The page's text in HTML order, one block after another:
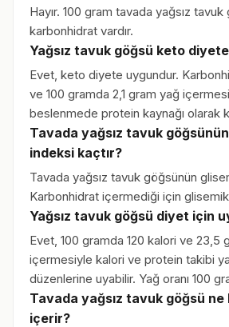
Hayır. 100 gram tavada yağsız
karbonhidrat vardır.
Yağsız tavuk göğsü keto
Evet, keto diyete uygundur.
ve 100 gramda 2,1 gram yağ
beslenmede protein kaynağı olarak
Tavada yağsız tavuk
indeksi kaçtır?
Tavada yağsız tavuk göğsünün
Karbonhidrat içermediği için
Yağsız tavuk göğsü diyet için
Evet, 100 gramda 120 kalori ve 23,5
içermesiyle kalori ve protein takibi
düzenlerine uyabilir. Yağ oranı 100
Tavada yağsız tavuk göğsü
içerir?